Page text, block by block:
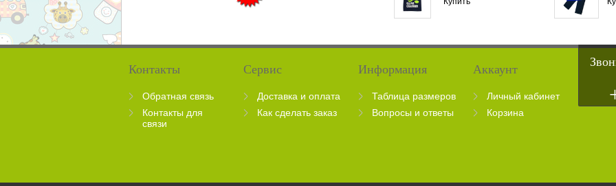
Контакты
Обратная связь
Контакты для
связи
Сервис
Доставка и оплата
Как сделать заказ
Информация
Таблица размеров
Вопросы и ответы
Аккаунт
Личный кабинет
Корзина